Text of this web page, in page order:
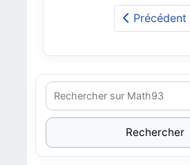
Précédent
Rechercher